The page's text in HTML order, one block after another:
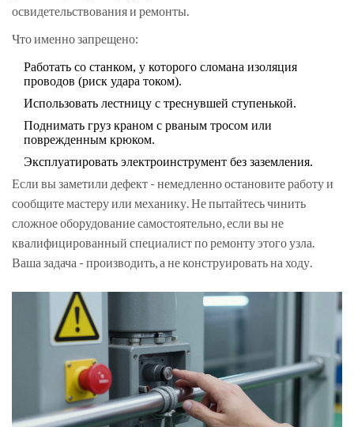
освидетельствования и ремонты.
Что именно запрещено:
Работать со станком, у которого сломана изоляция
проводов (риск удара током).
Использовать лестницу с треснувшей ступенькой.
Поднимать груз краном с рваным тросом или
поврежденным крюком.
Эксплуатировать электроинструмент без заземления.
Если вы заметили дефект - немедленно остановите работу и
сообщите мастеру или механику. Не пытайтесь чинить
сложное оборудование самостоятельно, если вы не
квалифицированный специалист по ремонту этого узла.
Ваша задача - производить, а не конструировать на ходу.